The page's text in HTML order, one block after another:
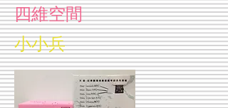
四維空間
小小兵